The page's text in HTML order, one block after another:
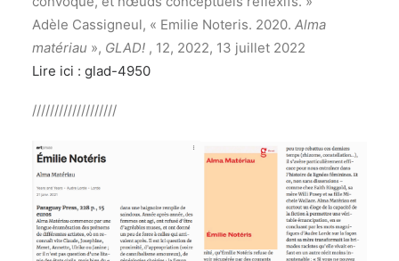
Adèle Cassigneul, « Emilie Noteris. 2020. Alma
matériau », GLAD! , 12, 2022, 13 juillet 2022
Lire ici : glad-4950
///////////////////